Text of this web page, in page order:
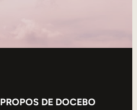
DE DOCEBO